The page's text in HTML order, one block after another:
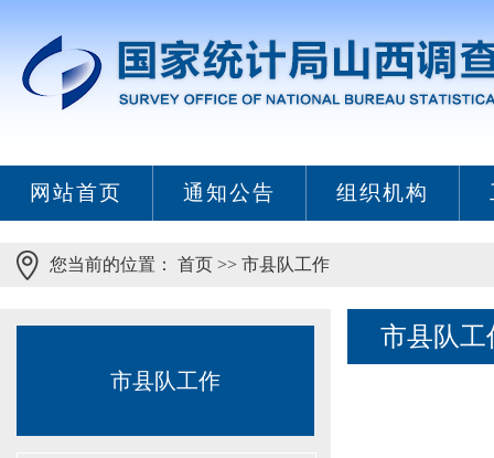
网站首页 通知公告 组织机构
您当前的位置： 首页 >> 市县队工作
市县队工作
市县队工